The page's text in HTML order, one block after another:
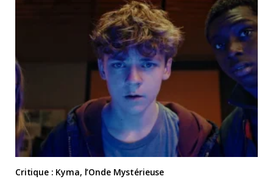
Critique : Kyma, l’Onde Mystérieuse